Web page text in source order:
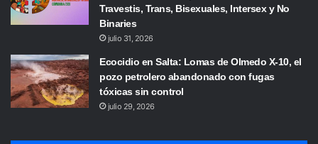
Travestis, Trans, Bisexuales, Intersex y No
Binaries
julio 31, 2026
Ecocidio en Salta: Lomas de Olmedo X-10, el
pozo petrolero abandonado con fugas
tóxicas sin control
julio 29, 2026